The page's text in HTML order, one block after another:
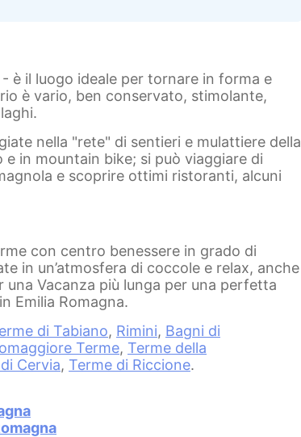
è il luogo ideale per tornare in forma e
è vario, ben conservato, stimolante,
nella "rete" di sentieri e mulattiere della
in mountain bike; si può viaggiare di
e scoprire ottimi ristoranti, alcuni
con centro benessere in grado di
in un’atmosfera di coccole e relax, anche
Vacanza più lunga per una perfetta
Emilia Romagna.
di Tabiano, Rimini, Bagni di
Terme, Terme della
Cervia, Terme di Riccione.